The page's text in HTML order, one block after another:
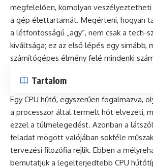
megfelelően, komolyan
a gép élettartamát. Megérteni, hogyan
a létfontosságú „agy”, nem csak a tech-
kiváltsága; ez az első lépés egy simább,
számítógépes élmény felé mindenki
Tartalom
Egy CPU hűtő, egyszerűen fogalmazva,
a processzor által termelt hőt elvezeti,
ezzel a túlmelegedést. Azonban a
feladat mögött valójában sokféle
tervezési filozófia rejlik. Ebben a
bemutatjuk a legelterjedtebb CPU